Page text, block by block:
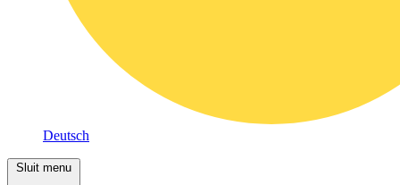
Deutsch
Sluit menu